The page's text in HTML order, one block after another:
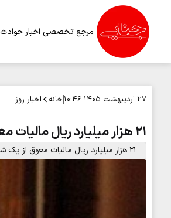
مرجع تخصصی اخبار حوادث
۲۷ اردیبهشت ۱۴۰۵ ۱۰:۴۶ خانه اخبار روز
۲۱ هزار میلیارد ریال مالیات معوق از یک شبکه مجرمانه وصول شد
۲۱ هزار میلیارد ریال مالیات معوق از یک شبکه مجرمانه با پیگیری دادستانی تهران وصول شد.